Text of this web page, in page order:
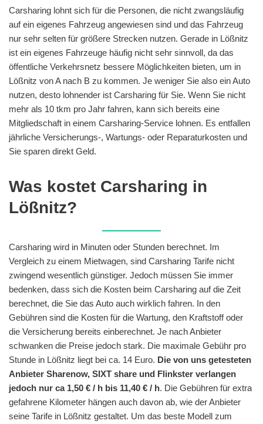
Carsharing lohnt sich für die Personen, die nicht zwangsläufig
auf ein eigenes Fahrzeug angewiesen sind und das Fahrzeug
nur sehr selten für größere Strecken nutzen. Gerade in Lößnitz
ist ein eigenes Fahrzeuge häufig nicht sehr sinnvoll, da das
öffentliche Verkehrsnetz bessere Möglichkeiten bieten, um in
Lößnitz von A nach B zu kommen. Je weniger Sie also ein Auto
nutzen, desto lohnender ist Carsharing für Sie. Wenn Sie nicht
mehr als 10 tkm pro Jahr fahren, kann sich bereits eine
Mitgliedschaft in einem Carsharing-Service lohnen. Es entfallen
jährliche Versicherungs-, Wartungs- oder Reparaturkosten und
Sie sparen direkt Geld.
Was kostet Carsharing in
Lößnitz?
Carsharing wird in Minuten oder Stunden berechnet. Im
Vergleich zu einem Mietwagen, sind Carsharing Tarife nicht
zwingend wesentlich günstiger. Jedoch müssen Sie immer
bedenken, dass sich die Kosten beim Carsharing auf die Zeit
berechnet, die Sie das Auto auch wirklich fahren. In den
Gebühren sind die Kosten für die Wartung, den Kraftstoff oder
die Versicherung bereits einberechnet. Je nach Anbieter
schwanken die Preise jedoch stark. Die maximale Gebühr pro
Stunde in Lößnitz liegt bei ca. 14 Euro. Die von uns getesteten
Anbieter Sharenow, SIXT share und Flinkster verlangen
jedoch nur ca 1,50 € / h bis 11,40 € / h. Die Gebühren für extra
gefahrene Kilometer hängen auch davon ab, wie der Anbieter
seine Tarife in Lößnitz gestaltet. Um das beste Modell zum